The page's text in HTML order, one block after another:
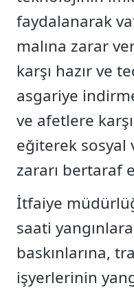
faydalanarak
malına zarar
karşı hazır ve
asgariye
ve afetlere
eğiterek sosyal
zararı bertaraf
İtfaiye
saati
baskınlarına,
işyerlerinin